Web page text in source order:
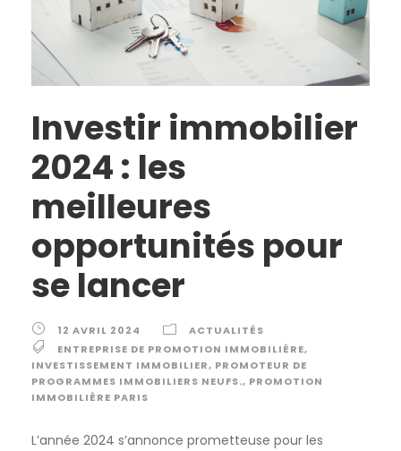
Investir immobilier
2024 : les
meilleures
opportunités pour
se lancer
12 AVRIL 2024
ACTUALITÉS
ENTREPRISE DE PROMOTION IMMOBILIÈRE,
INVESTISSEMENT IMMOBILIER, PROMOTEUR DE
PROGRAMMES IMMOBILIERS NEUFS., PROMOTION
IMMOBILIÈRE PARIS
L’année 2024 s’annonce prometteuse pour les